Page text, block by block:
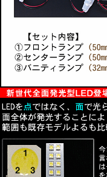
■新世代全面発光型LED
LEDを点ではなく、
光体となりので、
ムラのない光でより
た。
■新技術COBモジュー
発光面の底に搭載さ
により、SMD/FLUX
た。
■定電圧回路内蔵
発光駆動に定電流回
アイドリングストップ
付車等の電圧振れ幅の
の明滅をなくし安定し
た点灯をします。
■長寿命 省エネ